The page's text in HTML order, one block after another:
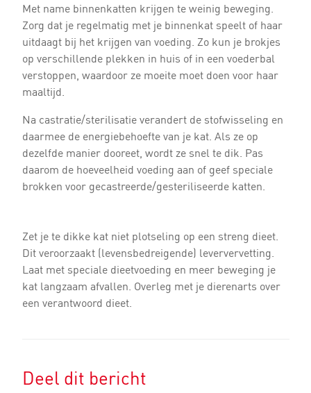
Met name binnenkatten krijgen te weinig beweging.
Zorg dat je regelmatig met je binnenkat speelt of haar
uitdaagt bij het krijgen van voeding. Zo kun je brokjes
op verschillende plekken in huis of in een voederbal
verstoppen, waardoor ze moeite moet doen voor haar
maaltijd.
Na castratie/sterilisatie verandert de stofwisseling en
daarmee de energiebehoefte van je kat. Als ze op
dezelfde manier dooreet, wordt ze snel te dik. Pas
daarom de hoeveelheid voeding aan of geef speciale
brokken voor gecastreerde/gesteriliseerde katten.
Zet je te dikke kat niet plotseling op een streng dieet.
Dit veroorzaakt (levensbedreigende) leververvetting.
Laat met speciale dieetvoeding en meer beweging je
kat langzaam afvallen. Overleg met je dierenarts over
een verantwoord dieet.
Deel dit bericht